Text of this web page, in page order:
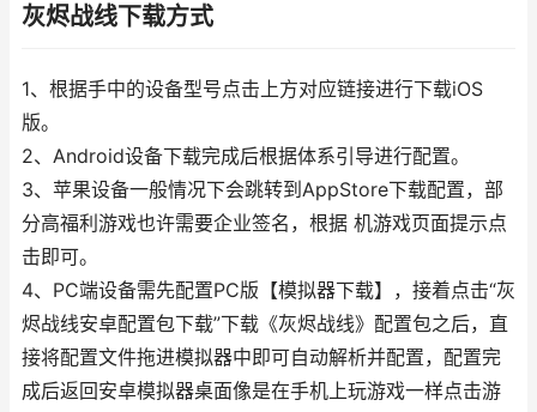
灰烬战线下载方式
1、根据手中的设备型号点击上方对应链接进行下载iOS
版。
2、Android设备下载完成后根据体系引导进行配置。
3、苹果设备一般情况下会跳转到AppStore下载配置，部
分高福利游戏也许需要企业签名，根据 机游戏页面提示点
击即可。
4、PC端设备需先配置PC版【模拟器下载】，接着点击“灰
烬战线安卓配置包下载”下载《灰烬战线》配置包之后，直
接将配置文件拖进模拟器中即可自动解析并配置，配置完
成后返回安卓模拟器桌面像是在手机上玩游戏一样点击游